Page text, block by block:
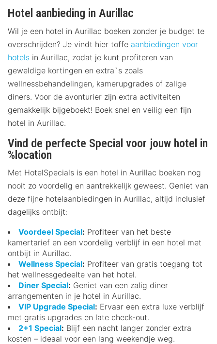
Hotel aanbieding in Aurillac
Wil je een hotel in Aurillac boeken zonder je budget te
overschrijden? Je vindt hier toffe aanbiedingen voor
hotels in Aurillac, zodat je kunt profiteren van
geweldige kortingen en extra`s zoals
wellnessbehandelingen, kamerupgrades of zalige
diners. Voor de avonturier zijn extra activiteiten
gemakkelijk bijgeboekt! Boek snel en veilig een fijn
hotel in Aurillac.
Vind de perfecte Special voor jouw hotel in
%location
Met HotelSpecials is een hotel in Aurillac boeken nog
nooit zo voordelig en aantrekkelijk geweest. Geniet van
deze fijne hotelaanbiedingen in Aurillac, altijd inclusief
dagelijks ontbijt:
Voordeel Special: Profiteer van het beste
kamertarief en een voordelig verblijf in een hotel met
ontbijt in Aurillac.
Wellness Special: Profiteer van gratis toegang tot
het wellnessgedeelte van het hotel.
Diner Special: Geniet van een zalig diner
arrangementen in je hotel in Aurillac.
VIP Upgrade Special: Ervaar een extra luxe verblijf
met gratis upgrades en late check-out.
2+1 Special: Blijf een nacht langer zonder extra
kosten – ideaal voor een lang weekendje weg.